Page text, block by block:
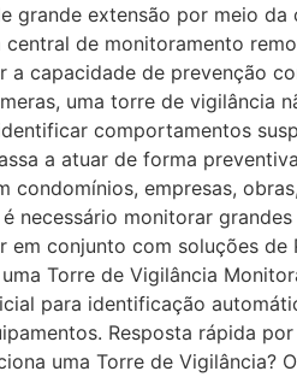
extensão por meio
de monitoramento
capacidade de prevenção
uma torre de vigilância
comportamentos
a atuar de forma
empresas,
necessário monitorar
conjunto com soluções
Torre de Vigilância
para identificação
Resposta rápida
uma Torre de